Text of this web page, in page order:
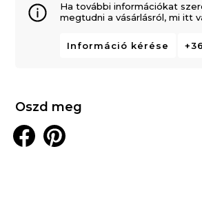
Ha további információkat
megtudni a vásárlásról, mi itt
Információ kérése
Oszd meg